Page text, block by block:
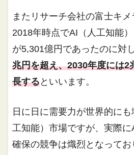
またリサーチ会社の富士キメ
2018年時点でAI（人工知能
が5,301億円であったのに対
兆円を超え、2030年度には2
長するといいます。
日に日に需要力が世界的に
工知能）市場ですが、実際
確保の競争は熾烈となって